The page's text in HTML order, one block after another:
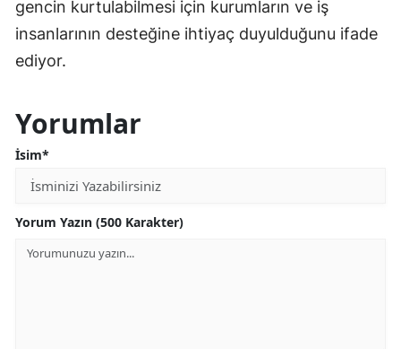
gencin kurtulabilmesi için kurumların ve iş
insanlarının desteğine ihtiyaç duyulduğunu ifade
ediyor.
Yorumlar
İsim*
Yorum Yazın (500 Karakter)